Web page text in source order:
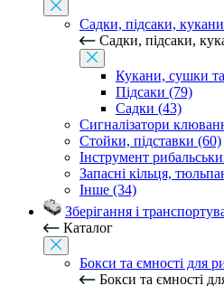
Садки, підсаки,
Садки, підсаки,
Кукани, сушки
Підсаки (79)
Садки (43)
Сигналізатори
Стойки, підставки (60)
Інструмент
Запасні кільця,
Інше (34)
Зберігання і
Каталог
Бокси та ємності для
Бокси та ємності